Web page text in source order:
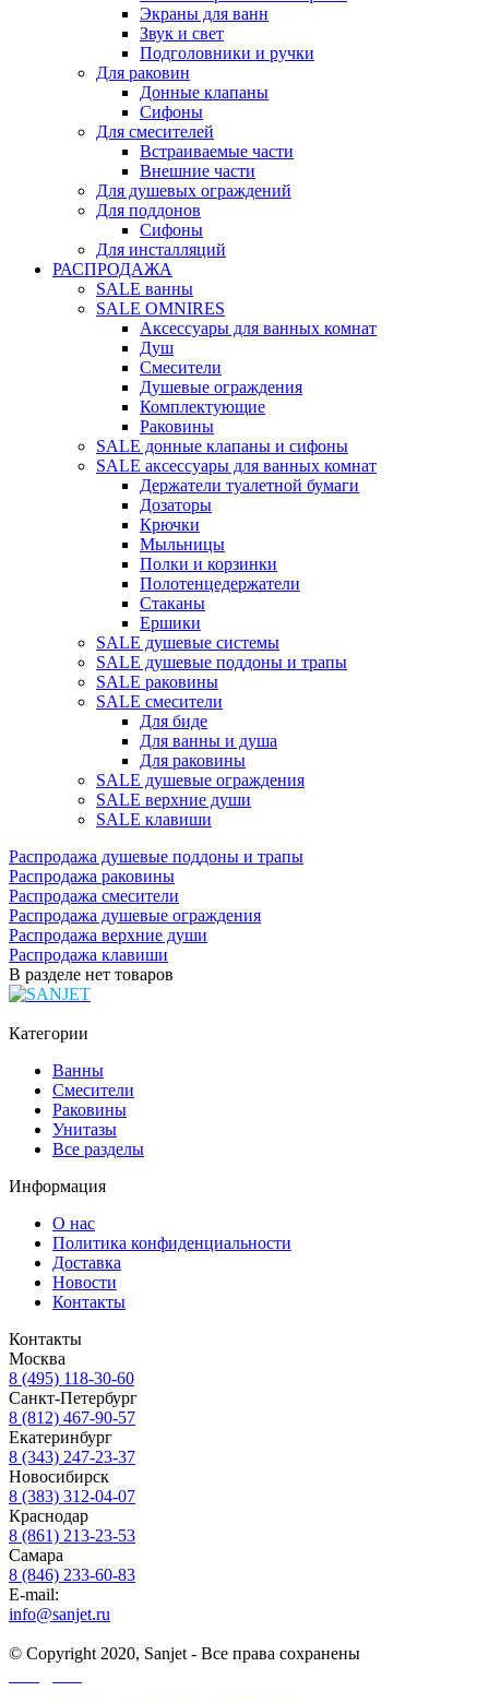
Экраны для ванн
Звук и свет
Подголовники и ручки
Для раковин
Донные клапаны
Сифоны
Для смесителей
Встраиваемые части
Внешние части
Для душевых ограждений
Для поддонов
Сифоны
Для инсталляций
РАСПРОДАЖА
SALE ванны
SALE OMNIRES
Аксессуары для ванных комнат
Душ
Смесители
Душевые ограждения
Комплектующие
Раковины
SALE донные клапаны и сифоны
SALE аксессуары для ванных комнат
Держатели туалетной бумаги
Дозаторы
Крючки
Мыльницы
Полки и корзинки
Полотенцедержатели
Стаканы
Ершики
SALE душевые системы
SALE душевые поддоны и трапы
SALE раковины
SALE смесители
Для биде
Для ванны и душа
Для раковины
SALE душевые ограждения
SALE верхние души
SALE клавиши
Распродажа душевые поддоны и трапы
Распродажа раковины
Распродажа смесители
Распродажа душевые ограждения
Распродажа верхние души
Распродажа клавиши
В разделе нет товаров
Категории
Ванны
Смесители
Раковины
Унитазы
Все разделы
Информация
О нас
Политика конфиденциальности
Доставка
Новости
Контакты
Контакты
Москва
8 (495) 118-30-60
Санкт-Петербург
8 (812) 467-90-57
Екатеринбург
8 (343) 247-23-37
Новосибирск
8 (383) 312-04-07
Краснодар
8 (861) 213-23-53
Самара
8 (846) 233-60-83
E-mail:
info@sanjet.ru
© Copyright 2020, Sanjet - Все права сохранены